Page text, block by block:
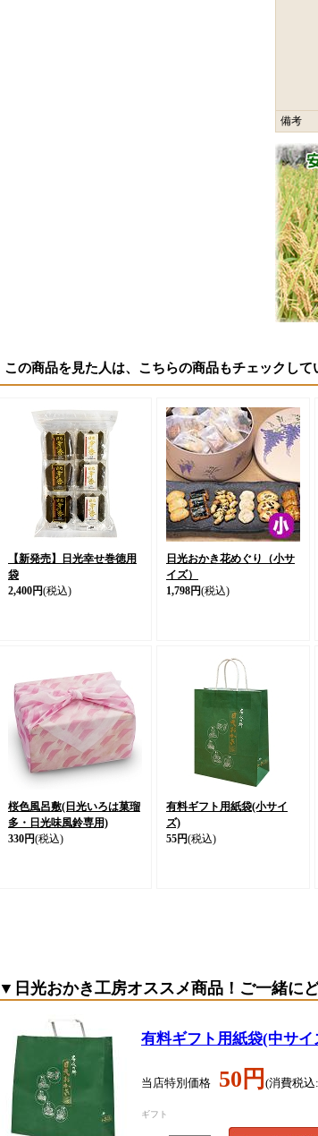
備考
この商品を見た人は、こちらの商品もチェックして
【新発売】日光幸せ巻徳用
袋
2,400円(税込)
日光おかき花めぐり（小サ
イズ）
1,798円(税込)
桜色風呂敷(日光いろは菓瑠
多・日光味風鈴専用)
330円(税込)
有料ギフト用紙袋(小サイ
ズ)
55円(税込)
▼日光おかき工房オススメ商品！ご一緒に
有料ギフト用紙袋(中サイ
当店特別価格 50円(消費税込
ギフト